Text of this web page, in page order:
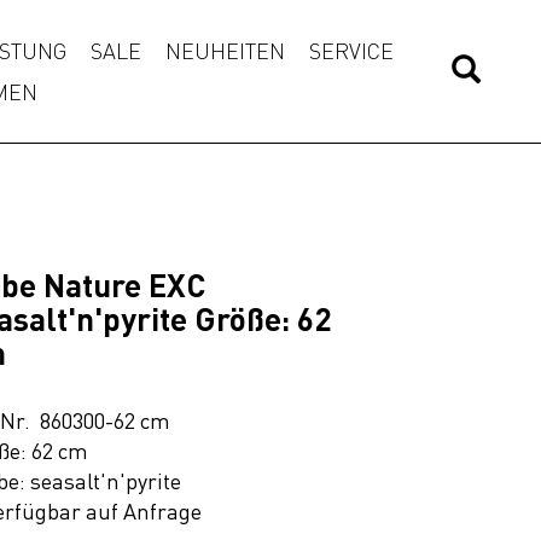
SALE NEUHEITEN
SERVICE
Nature EXC
Größe: 62
860300-62 cm
62 cm
seasalt'n'pyrite
auf Anfrage